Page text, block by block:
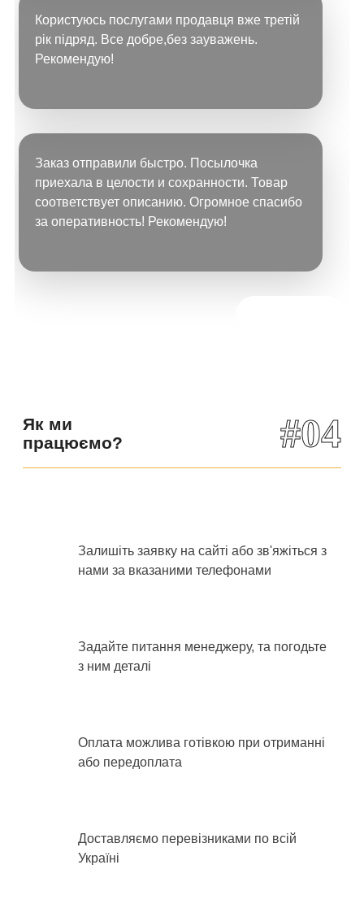
Користуюсь послугами продавця вже третій
рік підряд. Все добре,без зауважень.
Рекомендую!
Заказ отправили быстро. Посылочка
приехала в целости и сохранности. Товар
соответствует описанию. Огромное спасибо
за оперативность! Рекомендую!
Як ми
працюємо?
#04
Залишіть заявку на сайті або зв'яжіться з
нами за вказаними телефонами
Задайте питання менеджеру, та погодьте
з ним деталі
Оплата можлива готівкою при отриманні
або передоплата
Доставляємо перевізниками по всій
Україні